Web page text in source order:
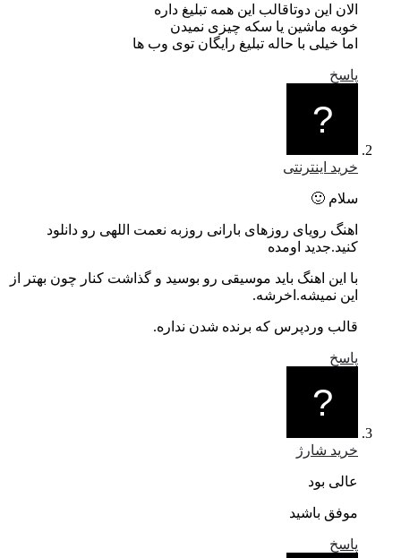
الان این دوتاقالب این همه تبلیغ داره
خوبه ماشین یا سکه چیزی نمیدن
اما خیلی با حاله تبلیغ رایگان توی وب ها
خرید اینترنتی
سلام 🙂
اهنگ رویای روزهای بارانی روزبه نعمت اللهی رو دانلود
کنید.جدید اومده
با این اهنگ باید موسیقی رو بوسید و گذاشت کنار چون بهتر از
این نمیشه.اخرشه.
قالب وردپرس که برنده شدن نداره.
خرید شارژ
عالی بود
موفق باشید